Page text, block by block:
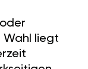
Wahl liegt